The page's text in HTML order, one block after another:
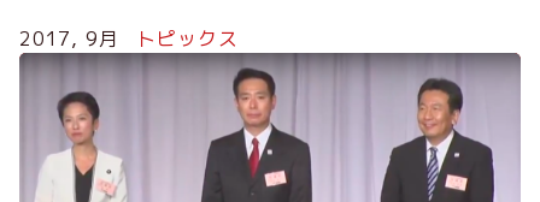
2017, 9月 トピックス